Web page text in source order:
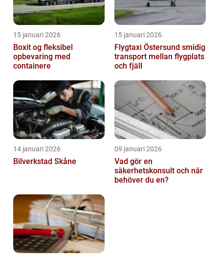
15 januari 2026
Boxit og fleksibel
opbevaring med
containere
15 januari 2026
Flygtaxi Östersund smidig
transport mellan flygplats
och fjäll
14 januari 2026
Bilverkstad Skåne
09 januari 2026
Vad gör en
säkerhetskonsult och när
behöver du en?